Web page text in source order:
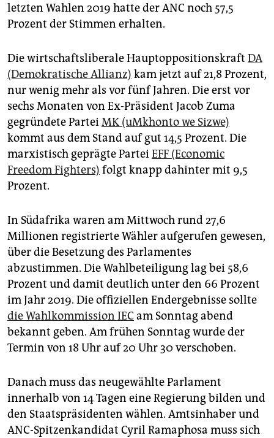
letzten Wahlen 2019 hatte der ANC noch 57,5
Prozent der Stimmen erhalten.
Die wirtschaftsliberale Hauptoppositionskraft DA
(Demokratische Allianz) kam jetzt auf 21,8 Prozent,
nur wenig mehr als vor fünf Jahren. Die erst vor
sechs Monaten von Ex-Präsident Jacob Zuma
gegründete ParteiMK (uMkhonto we Sizwe)
kommt aus dem Stand auf gut 14,5 Prozent. Die
marxistisch geprägte ParteiEFF (Economic
Freedom Fighters) folgt knapp dahinter mit 9,5
Prozent.
In Südafrika waren am Mittwoch rund 27,6
Millionen registrierte Wähler aufgerufen gewesen,
über die Besetzung des Parlamentes
abzustimmen. Die Wahlbeteiligung lag bei 58,6
Prozent und damit deutlich unter den 66 Prozent
im Jahr 2019. Die offiziellen Endergebnisse sollte
die Wahlkommission IECam Sonntag abend
bekannt geben. Am frühen Sonntag wurde der
Termin von 18 Uhr auf 20 Uhr 30 verschoben.
Danach muss das neugewählte Parlament
innerhalb von 14 Tagen eine Regierung bilden und
den Staatspräsidenten wählen. Amtsinhaber und
ANC-Spitzenkandidat Cyril Ramaphosa muss sich